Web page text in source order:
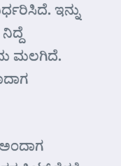
ಇನ್ನು
ಮಲಗಿದೆ.